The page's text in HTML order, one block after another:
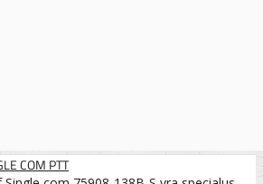
COM PTT